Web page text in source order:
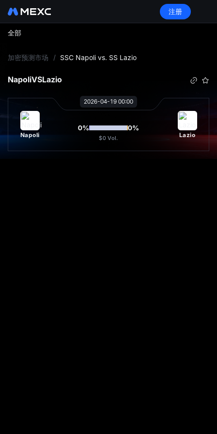
注册
全部
加密预测市场 / SSC Napoli vs. SS Lazio
NapoliVSLazio
2026-04-19 00:00
Napoli
0% 0%
$0 Vol. Lazio